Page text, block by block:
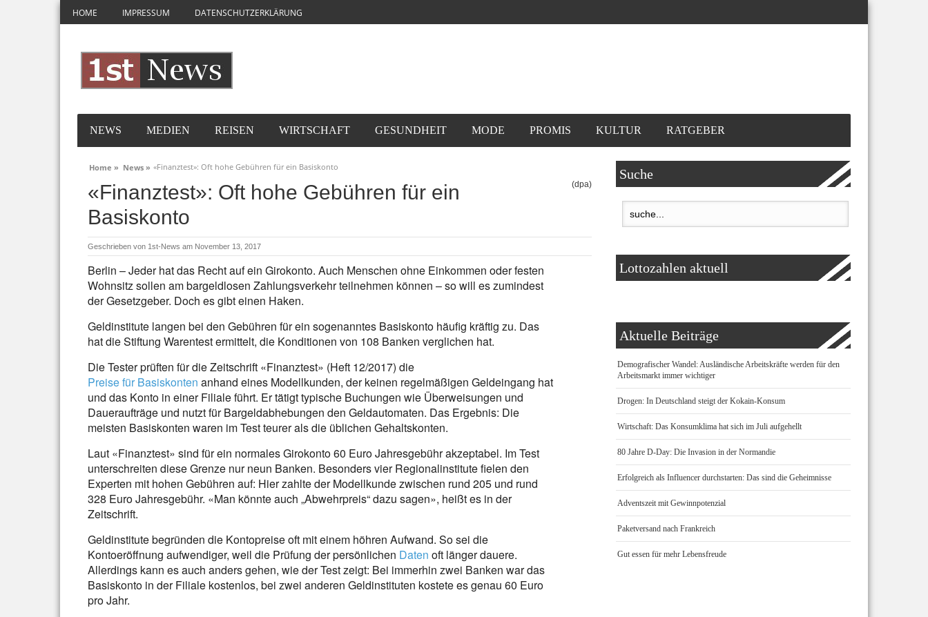
HOME IMPRESSUM DATENSCHUTZERKLÄRUNG
NEWS MEDIEN REISEN WIRTSCHAFT GESUNDHEIT MODE PROMIS KULTUR RATGEBER
Home » News » «Finanztest»: Oft hohe Gebühren für ein Basiskonto
«Finanztest»: Oft hohe Gebühren für ein
Basiskonto
(dpa)
Geschrieben von 1st-News am November 13, 2017
Berlin – Jeder hat das Recht auf ein Girokonto. Auch Menschen ohne Einkommen oder festen
Wohnsitz sollen am bargeldlosen Zahlungsverkehr teilnehmen können – so will es zumindest
der Gesetzgeber. Doch es gibt einen Haken.
Geldinstitute langen bei den Gebühren für ein sogenanntes Basiskonto häufig kräftig zu. Das
hat die Stiftung Warentest ermittelt, die Konditionen von 108 Banken verglichen hat.
Die Tester prüften für die Zeitschrift «Finanztest» (Heft 12/2017) die
Preise für Basiskonten anhand eines Modellkunden, der keinen regelmäßigen Geldeingang hat
und das Konto in einer Filiale führt. Er tätigt typische Buchungen wie Überweisungen und
Daueraufträge und nutzt für Bargeldabhebungen den Geldautomaten. Das Ergebnis: Die
meisten Basiskonten waren im Test teurer als die üblichen Gehaltskonten.
Laut «Finanztest» sind für ein normales Girokonto 60 Euro Jahresgebühr akzeptabel. Im Test
unterschreiten diese Grenze nur neun Banken. Besonders vier Regionalinstitute fielen den
Experten mit hohen Gebühren auf: Hier zahlte der Modellkunde zwischen rund 205 und rund
328 Euro Jahresgebühr. «Man könnte auch „Abwehrpreis“ dazu sagen», heißt es in der
Zeitschrift.
Geldinstitute begründen die Kontopreise oft mit einem höhren Aufwand. So sei die
Kontoeröffnung aufwendiger, weil die Prüfung der persönlichen Daten oft länger dauere.
Allerdings kann es auch anders gehen, wie der Test zeigt: Bei immerhin zwei Banken war das
Basiskonto in der Filiale kostenlos, bei zwei anderen Geldinstituten kostete es genau 60 Euro
pro Jahr.
Suche
Lottozahlen aktuell
Aktuelle Beiträge
Demografischer Wandel: Ausländische Arbeitskräfte werden für den
Arbeitsmarkt immer wichtiger
Drogen: In Deutschland steigt der Kokain-Konsum
Wirtschaft: Das Konsumklima hat sich im Juli aufgehellt
80 Jahre D-Day: Die Invasion in der Normandie
Erfolgreich als Influencer durchstarten: Das sind die Geheimnisse
Adventszeit mit Gewinnpotenzial
Paketversand nach Frankreich
Gut essen für mehr Lebensfreude